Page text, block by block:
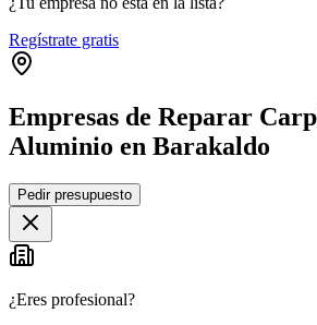
Regístrate gratis
Empresas de Reparar
Aluminio en Barakaldo
+
−
Pedir presupuesto
¿Eres profesional?